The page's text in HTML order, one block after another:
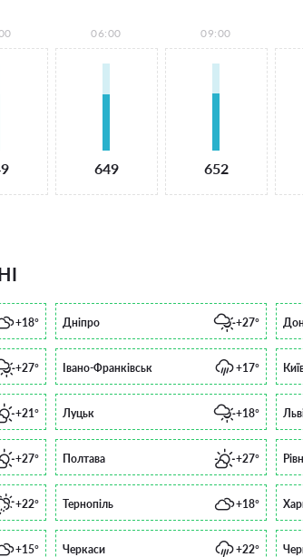
06:00
649
09:00
652
+18° Дніпро +27°
+27° Івано-Франківськ +17°
+21° Луцьк +18°
+27° Полтава +27°
+22° Тернопіль +18°
+15° Черкаси +22°